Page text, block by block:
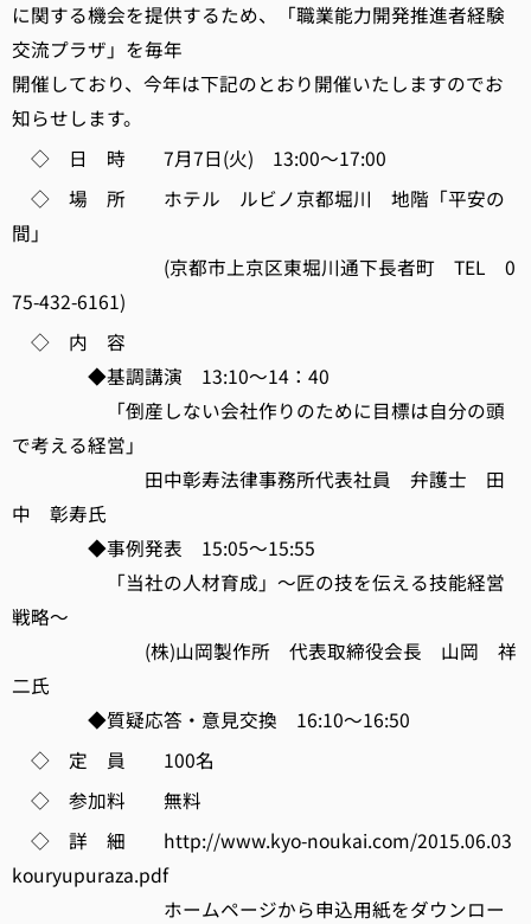
に関する機会を提供するため、「職業能力開発推進者経験
交流プラザ」を毎年
開催しており、今年は下記のとおり開催いたしますのでお
知らせします。
◇ 日 時 7月7日(火) 13:00～17:00
◇ 場 所 ホテル ルビノ京都堀川 地階「平安の
間」
(京都市上京区東堀川通下長者町 TEL 0
75-432-6161)
◇ 内 容
◆基調講演 13:10～14：40
「倒産しない会社作りのために目標は自分の頭
で考える経営」
田中彰寿法律事務所代表社員 弁護士 田
中 彰寿氏
◆事例発表 15:05～15:55
「当社の人材育成」～匠の技を伝える技能経営
戦略～
(株)山岡製作所 代表取締役会長 山岡 祥
二氏
◆質疑応答・意見交換 16:10～16:50
◇ 定 員 100名
◇ 参加料 無料
◇ 詳 細 http://www.kyo-noukai.com/2015.06.03
kouryupuraza.pdf
ホームページから申込用紙をダウンロー